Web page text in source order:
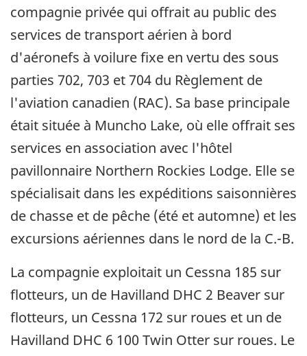
compagnie privée qui offrait au public des
services de transport aérien à bord
d'aéronefs à voilure fixe en vertu des sous
parties 702, 703 et 704 du Règlement de
l'aviation canadien (RAC). Sa base principale
était située à Muncho Lake, où elle offrait ses
services en association avec l'hôtel
pavillonnaire Northern Rockies Lodge. Elle se
spécialisait dans les expéditions saisonnières
de chasse et de pêche (été et automne) et les
excursions aériennes dans le nord de la C.-B.
La compagnie exploitait un Cessna 185 sur
flotteurs, un de Havilland DHC 2 Beaver sur
flotteurs, un Cessna 172 sur roues et un de
Havilland DHC 6 100 Twin Otter sur roues. Le